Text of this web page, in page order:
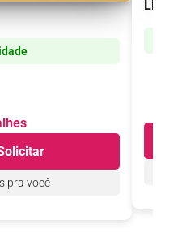
pra você